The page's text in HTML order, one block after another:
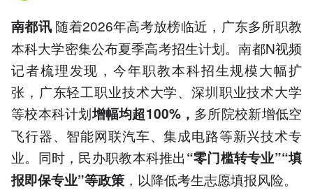
南都讯随着2026年高考放榜临近，广东多所职教
本科大学密集公布夏季高考招生计划。南都N视频
记者梳理发现，今年职教本科招生规模大幅扩
张，广东轻工职业技术大学、深圳职业技术大学
等校本科计划增幅均超100%， 多所院校新增低空
飞行器、智能网联汽车、集成电路等新兴技术专
业。同时，民办职教本科推出“零门槛转专业”“填
报即保专业”等政策 ，以降低考生志愿填报风险。